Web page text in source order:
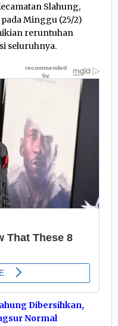
Slahung,
Minggu (25/2)
reruntuhan
seluruhnya.
Dibersihkan,
Normal